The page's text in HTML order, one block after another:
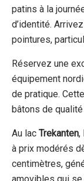
patins à la
d’identité.
pointures,
Réservez une
équipement
de pratique.
bâtons de
Au lac Trekanten,
à prix modérés
centimètres,